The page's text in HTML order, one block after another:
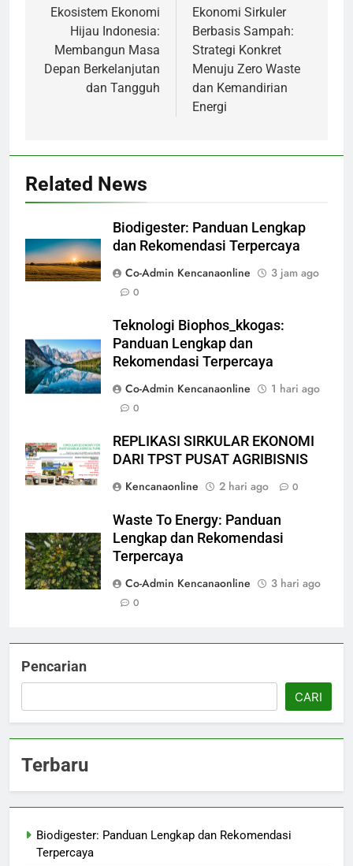
pos
Ekosistem Ekonomi
Hijau Indonesia:
Membangun Masa
Depan Berkelanjutan
dan Tangguh
Ekonomi Sirkuler
Berbasis Sampah:
Strategi Konkret
Menuju Zero Waste
dan Kemandirian
Energi
Related News
Biodigester: Panduan Lengkap
dan Rekomendasi Terpercaya
Co-Admin Kencanaonline
3 jam ago
0
Teknologi Biophos_kkogas:
Panduan Lengkap dan
Rekomendasi Terpercaya
Co-Admin Kencanaonline
1 hari ago
0
REPLIKASI SIRKULAR EKONOMI
DARI TPST PUSAT AGRIBISNIS
Kencanaonline
2 hari ago 0
Waste To Energy: Panduan
Lengkap dan Rekomendasi
Terpercaya
Co-Admin Kencanaonline
3 hari ago
0
Pencarian
CARI
Terbaru
Biodigester: Panduan Lengkap dan Rekomendasi
Terpercaya